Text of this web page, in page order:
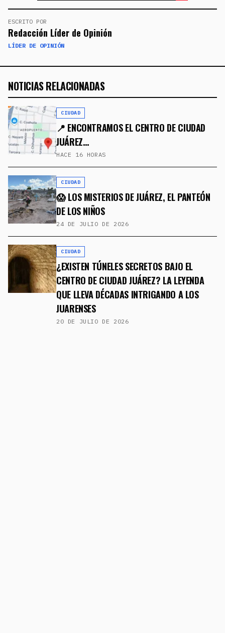
ESCRITO POR
Redacción Líder de Opinión
LÍDER DE OPINIÓN
NOTICIAS RELACIONADAS
CIUDAD
📍 ENCONTRAMOS EL CENTRO DE CIUDAD
JUÁREZ…
HACE 16 HORAS
CIUDAD
😱 LOS MISTERIOS DE JUÁREZ, EL PANTEÓN
DE LOS NIÑOS
24 DE JULIO DE 2026
CIUDAD
¿EXISTEN TÚNELES SECRETOS BAJO EL
CENTRO DE CIUDAD JUÁREZ? LA LEYENDA
QUE LLEVA DÉCADAS INTRIGANDO A LOS
JUARENSES
20 DE JULIO DE 2026